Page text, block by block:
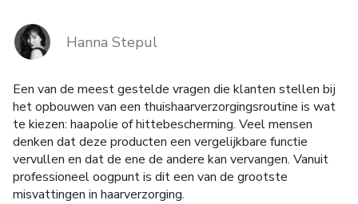
MERKEN
Veelgestelde vragen
Contacteer ons
Beoordelingen
Hanna Stepul
Een van de meest gestelde vragen die klanten stellen bij
het opbouwen van een thuishaarverzorgingsroutine is wat
te kiezen: haароlie of hittebescherming. Veel mensen
denken dat deze producten een vergelijkbare functie
vervullen en dat de ene de andere kan vervangen. Vanuit
professioneel oogpunt is dit een van de grootste
misvattingen in haarverzorging.